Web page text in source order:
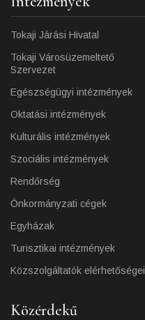
Tokaji Járási Hivatal
Tokaji Városüzemeltető
Szervezet
Egészségügyi intézmények
Oktatási intézmények
Kulturális intézmények
Szociális intézmények
Rendőrség
Önkormányzati cégek
Egyházak
Turisztikai intézmények
Közszolgáltatók elérhetőségei
Közérdekű